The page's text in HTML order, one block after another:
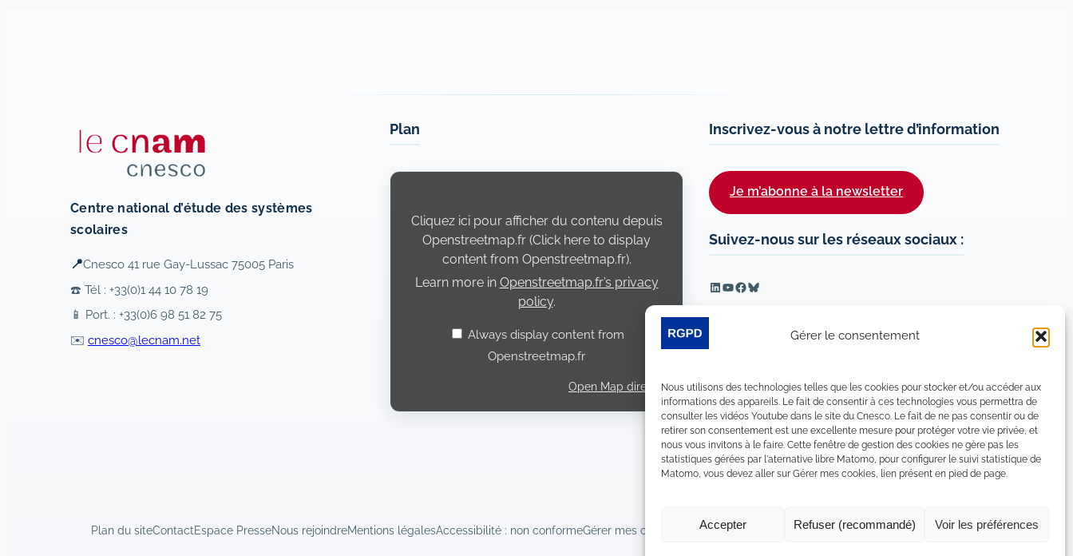
Gérer le consentement
Nous utilisons des technologies telles que les cookies pour stocker et/ou accéder aux
informations des appareils. Le fait de consentir à ces technologies vous permettra de
consulter les vidéos Youtube dans le site du Cnesco. Le fait de ne pas consentir ou de
retirer son consentement est une excellente mesure pour protéger votre vie privée, et
nous vous invitons à le faire. Cette fenêtre de gestion des cookies ne gère pas les
statistiques gérées par l'aternative libre Matomo, pour configurer le suivi statistique de
Matomo, vous devez aller sur Gérer mes cookies, lien présent en pied de page.
Accepter Refuser (recommandé) Voir les préférences
Centre national d’étude des systèmes
scolaires
📍Cnesco 41 rue Gay-Lussac 75005 Paris
☎️ Tél : +33(0)1 44 10 78 19
📱 Port. : +33(0)6 98 51 82 75
✉️ cnesco@lecnam.net
Plan
Display
Openstreetmap.fr
Cliquez ici pour afficher du contenu depuis
Openstreetmap.fr (Click here to display
content from Openstreetmap.fr).
Learn more in Openstreetmap.fr’s privacy
policy.
Always display content from
Openstreetmap.fr
Open Map directly
Inscrivez-vous à notre lettre d’information
Je m’abonne à la newsletter
Suivez-nous sur les réseaux sociaux :
LinkedIn
YouTube
Facebook
Bluesky
Plan du siteContactEspace PresseNous rejoindreMentions légalesAccessibilité : non conformeGérer mes cookies Déclaration de confidentialitéPolitique de certains cookies